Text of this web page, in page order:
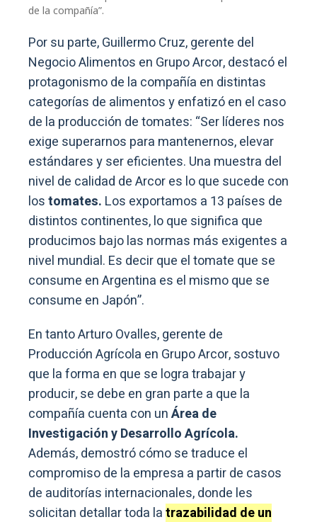
de la compañía”.
Por su parte, Guillermo Cruz, gerente del
Negocio Alimentos en Grupo Arcor, destacó el
protagonismo de la compañía en distintas
categorías de alimentos y enfatizó en el caso
de la producción de tomates: “Ser líderes nos
exige superarnos para mantenernos, elevar
estándares y ser eficientes. Una muestra del
nivel de calidad de Arcor es lo que sucede con
lostomates. Los exportamos a 13 países de
distintos continentes, lo que significa que
producimos bajo las normas más exigentes a
nivel mundial. Es decir que el tomate que se
consume en Argentina es el mismo que se
consume en Japón”.
En tanto Arturo Ovalles, gerente de
Producción Agrícola en Grupo Arcor, sostuvo
que la forma en que se logra trabajar y
producir, se debe en gran parte a que la
compañía cuenta con unÁrea de
Investigación y Desarrollo Agrícola.
Además, demostró cómo se traduce el
compromiso de la empresa a partir de casos
de auditorías internacionales, donde les
solicitan detallar toda latrazabilidad de un